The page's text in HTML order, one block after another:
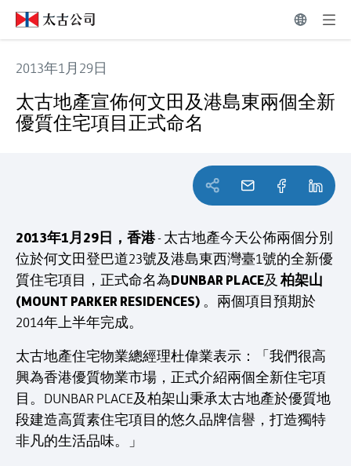
2013年1月29日
太古地產宣佈何文田及港島東兩個全新
優質住宅項目正式命名
2013年1月29日，香港- 太古地產今天公佈兩個分別
位於何文田登巴道23號及港島東西灣臺1號的全新優
質住宅項目，正式命名為DUNBAR PLACE及柏架山
(MOUNT PARKER RESIDENCES) 。兩個項目預期於
2014年上半年完成。
太古地產住宅物業總經理杜偉業表示：「我們很高
興為香港優質物業市場，正式介紹兩個全新住宅項
目。DUNBAR PLACE及柏架山秉承太古地產於優質地
段建造高質素住宅項目的悠久品牌信譽，打造獨特
非凡的生活品味。」